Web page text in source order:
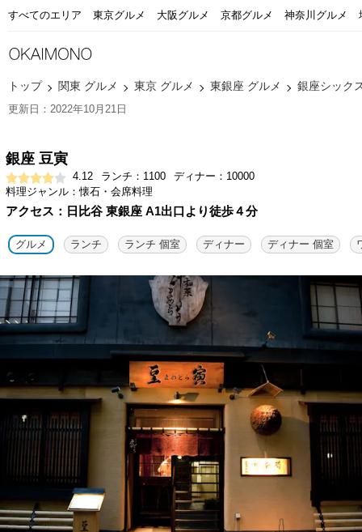
すべてのエリア 東京グルメ 大阪グルメ 京都グルメ 神奈川グルメ
トップ 関東 グルメ 東京 グルメ 東銀座 グルメ 銀座シック
更新日：2022年10月21日
銀座 豆寅
4.12 ランチ：1100
ディナー：10000
料理ジャンル：懐石・会席料理
アクセス：日比谷 東銀座 A1出口より徒歩４分
グルメ ランチ ランチ 個室 ディナー ディナー 個室